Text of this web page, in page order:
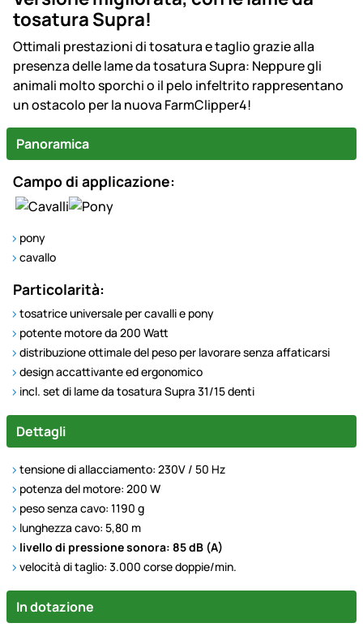
tosatura Supra!
Ottimali prestazioni di tosatura e taglio grazie alla
presenza delle lame da tosatura Supra: Neppure gli
animali molto sporchi o il pelo infeltrito rappresentano
un ostacolo per la nuova FarmClipper4!
Panoramica
Campo di applicazione:
pony
cavallo
Particolarità:
tosatrice universale per cavalli e pony
potente motore da 200 Watt
distribuzione ottimale del peso per lavorare senza affaticarsi
design accattivante ed ergonomico
incl. set di lame da tosatura Supra 31/15 denti
Dettagli
tensione di allacciamento: 230V / 50 Hz
potenza del motore: 200 W
peso senza cavo: 1190 g
lunghezza cavo: 5,80 m
livello di pressione sonora: 85 dB (A)
velocità di taglio: 3.000 corse doppie/min.
In dotazione